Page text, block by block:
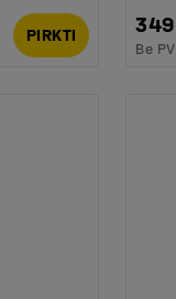
PIRKTI
Be